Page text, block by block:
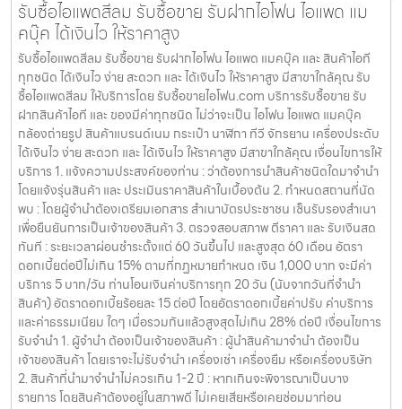
รับซื้อไอแพดสีลม รับซื้อขาย รับฝากไอโฟน ไอแพด แม
คบุ๊ค ได้เงินไว ให้ราคาสูง
รับซื้อไอแพดสีลม รับซื้อขาย รับฝากไอโฟน ไอแพด แมคบุ๊ค และ สินค้าไอที
ทุกชนิด ได้เงินไว ง่าย สะดวก และ ได้เงินไว ให้ราคาสูง มีสาขาใกล้คุณ รับ
ซื้อไอแพดสีลม ให้บริการโดย รับซื้อขายไอโฟน.com บริการรับซื้อขาย รับ
ฝากสินค้าไอที และ ของมีค่าทุกชนิด ไม่ว่าจะเป็น ไอโฟน ไอแพด แมคบุ๊ค
กล้องถ่ายรูป สินค้าแบรนด์เนม กระเป๋า นาฬิกา ทีวี จักรยาน เครื่องประดับ
ได้เงินไว ง่าย สะดวก และ ได้เงินไว ให้ราคาสูง มีสาขาใกล้คุณ เงื่อนไขการให้
บริการ 1. แจ้งความประสงค์ของท่าน : ว่าต้องการนำสินค้าชนิดใดมาจำนำ
โดยแจ้งรุ่นสินค้า และ ประเมินราคาสินค้าในเบื้องต้น 2. กำหนดสถานที่นัด
พบ : โดยผู้จำนำต้องเตรียมเอกสาร สำเนาบัตรประชาชน เซ็นรับรองสำเนา
เพื่อยืนยันการเป็นเจ้าของสินค้า 3. ตรวจสอบสภาพ ตีราคา และ รับเงินสด
ทันที : ระยะเวลาผ่อนชำระตั้งแต่ 60 วันขึ้นไป และสูงสุด 60 เดือน อัตรา
ดอกเบี้ยต่อปีไม่เกิน 15% ตามที่กฏหมายกำหนด เงิน 1,000 บาท จะมีค่า
บริการ 5 บาท/วัน ท่านโอนเงินค่าบริการทุก 20 วัน (นับจากวันที่จำนำ
สินค้า) อัตราดอกเบี้ยร้อยละ 15 ต่อปี โดยอัตราดอกเบี้ยค่าปรับ ค่าบริการ
และค่าธรรมเนียม ใดๆ เมื่อรวมกันแล้วสูงสุดไม่เกิน 28% ต่อปี เงื่อนไขการ
รับจำนำ 1. ผู้จำนำ ต้องเป็นเจ้าของสินค้า : ผู้นำสินค้ามาจำนำ ต้องเป็น
เจ้าของสินค้า โดยเราจะไม่รับจำนำ เครื่องเช่า เครื่องยืม หรือเครื่องบริษัท
2. สินค้าที่นำมาจำนำไม่ควรเกิน 1-2 ปี : หากเกินจะพิจารณาเป็นบาง
รายการ โดยสินค้าต้องอยู่ในสภาพดี ไม่เคยเสียหรือเคยซ่อมมาก่อน